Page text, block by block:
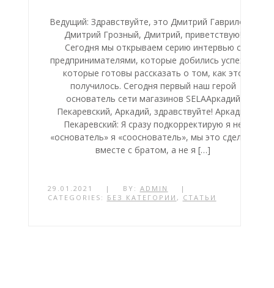
Ведущий: Здравствуйте, это Дмитрий Гаврилов и
Дмитрий Грозный, Дмитрий, приветствую!
Сегодня мы открываем серию интервью с
предпринимателями, которые добились успеха и
которые готовы рассказать о том, как это
получилось. Сегодня первый наш герой
основатель сети магазинов SELAАркадий
Пекаревский, Аркадий, здравствуйте! Аркадий
Пекаревский: Я сразу подкорректирую я не
«основатель» я «сооснователь», мы это сделали
вместе с братом, а не я […]
29.01.2021 | BY: ADMIN
|
CATEGORIES: БЕЗ КАТЕГОРИИ , СТАТЬИ